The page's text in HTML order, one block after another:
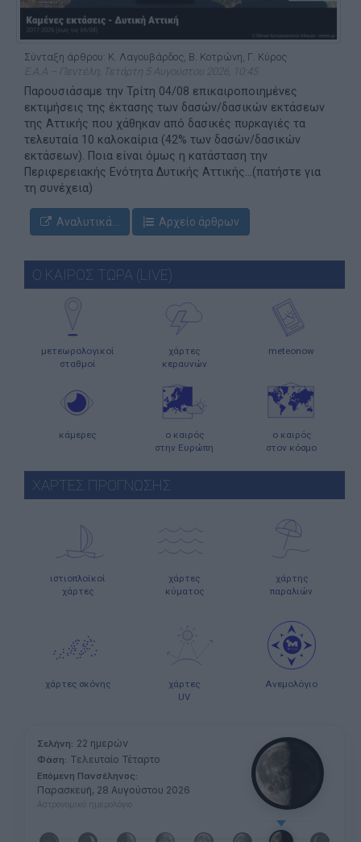
Σύνταξη άρθρου: Κ. Λαγουβάρδος, Β. Κοτρώνη, Γ. Κύρος
Ε.Α.Α – Πεντέλη, Τετάρτη 5 Αυγούστου 2026, 10:45
Παρουσιάσαμε την Τρίτη 04/08 επικαιροποιημένες
εκτιμήσεις της έκτασης των δασών/δασικών εκτάσεων
της Αττικής που χάθηκαν από δασικές πυρκαγιές τα
τελευταία 10 καλοκαίρια (42% των δασών/δασικών
εκτάσεων). Ποια είναι όμως η κατάσταση την
Περιφερειακής Ενότητα Δυτικής Αττικής...(πατήστε για
τη συνέχεια)
Αναλυτικά... Αρχείο άρθρων
Ο ΚΑΙΡΟΣ ΤΩΡΑ (LIVE)
μετεωρολογικοί
σταθμοί
χάρτες
κεραυνών
meteonow
κάμερες
ο καιρός
στην Ευρώπη
ο καιρός
στον κόσμο
ΧΑΡΤΕΣ ΠΡΟΓΝΩΣΗΣ
ιστιοπλοϊκοί
χάρτες
χάρτες
κύματος
χάρτης
παραλιών
χάρτες σκόνης
χάρτες
UV
Ανεμολόγιο
Σελήνη: 22 ημερών
Φάση: Τελευταίο Τέταρτο
Επόμενη Πανσέληνος:
Παρασκευή, 28 Αυγούστου 2026
Αστρονομικό ημερολόγιο